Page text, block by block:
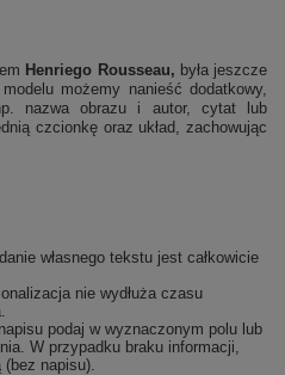
Henriego Rousseau, była jeszcze
możemy nanieść dodatkowy,
nazwa obrazu i autor, cytat lub
czcionkę oraz układ, zachowując
własnego tekstu jest całkowicie
nie wydłuża czasu
podaj w wyznaczonym polu lub
W przypadku braku informacji,
napisu).